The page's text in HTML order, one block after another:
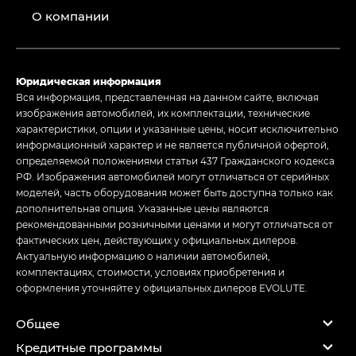
О компании
Юридическая информация
Вся информация, представленная на данном сайте, включая
изображения автомобилей, их комплектации, технические
характеристики, опции и указанные цены, носит исключительно
информационный характер и не является публичной офертой,
определяемой положениями статьи 437 Гражданского кодекса
РФ. Изображения автомобилей могут отличаться от серийных
моделей, часть оборудования может быть доступна только как
дополнительная опция. Указанные цены являются
рекомендованными розничными ценами и могут отличаться от
фактических цен, действующих у официальных дилеров.
Актуальную информацию о наличии автомобилей,
комплектациях, стоимости, условиях приобретения и
оформления уточняйте у официальных дилеров EVOLUTE.
Общее
Кредитные программы